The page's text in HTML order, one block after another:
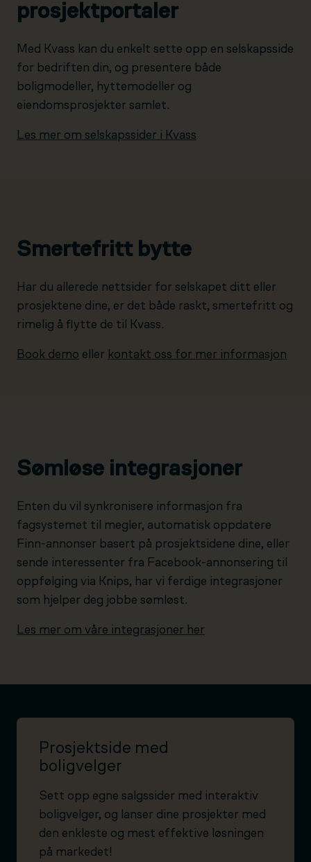
prosjektportaler
Med Kvass kan du enkelt sette opp en selskapsside
for bedriften din, og presentere både
boligmodeller, hyttemodeller og
eiendomsprosjekter samlet.
Les mer om selskapssider i Kvass
Smertefritt bytte
Har du allerede nettsider for selskapet ditt eller
prosjektene dine, er det både raskt, smertefritt og
rimelig å flytte de til Kvass.
Book demo eller kontakt oss for mer informasjon
Sømløse integrasjoner
Enten du vil synkronisere informasjon fra
fagsystemet til megler, automatisk oppdatere
Finn-annonser basert på prosjektsidene dine, eller
sende interessenter fra Facebook-annonsering til
oppfølging via Knips, har vi ferdige integrasjoner
som hjelper deg jobbe sømløst.
Les mer om våre integrasjoner her
Prosjektside med
boligvelger
Sett opp egne salgssider med interaktiv
boligvelger, og lanser dine prosjekter med
den enkleste og mest effektive løsningen
på markedet!